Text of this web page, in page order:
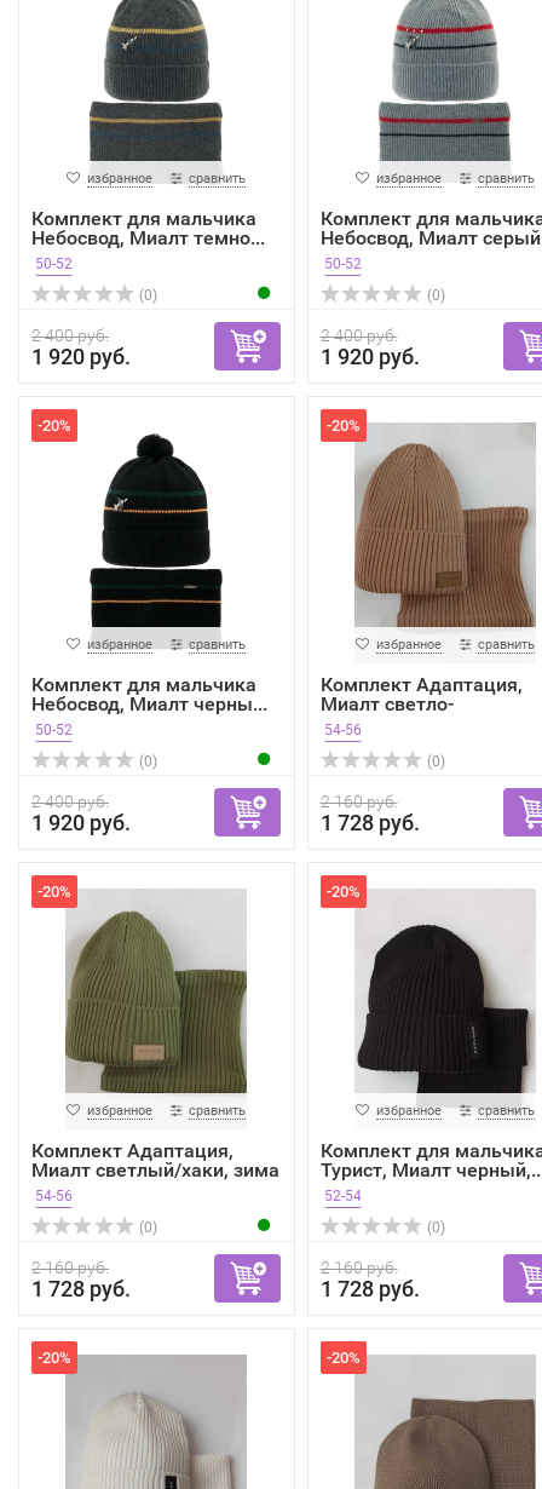
избранное сравнить
Комплект для мальчика
Небосвод, Миалт темно...
50-52
(0)
2 400 руб.
1 920 руб.
избранное сравнить
Комплект для
Небосвод, Миалт
50-52
(0)
2 400 руб.
1 920 руб.
-20%
избранное сравнить
Комплект для мальчика
Небосвод, Миалт черны...
50-52
(0)
2 400 руб.
1 920 руб.
-20%
избранное сравнить
Комплект Адаптация,
Миалт светло-
коричневый...
54-56
(0)
2 160 руб.
1 728 руб.
-20%
избранное сравнить
Комплект Адаптация,
Миалт светлый/хаки, зима
54-56
(0)
2 160 руб.
1 728 руб.
-20%
избранное сравнить
Комплект для
Турист, Миалт
52-54
(0)
2 160 руб.
1 728 руб.
-20% -20%